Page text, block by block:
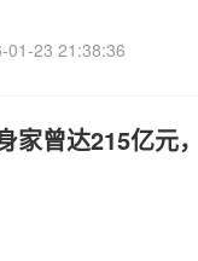
01-23 21:38:36
家曾达215亿元